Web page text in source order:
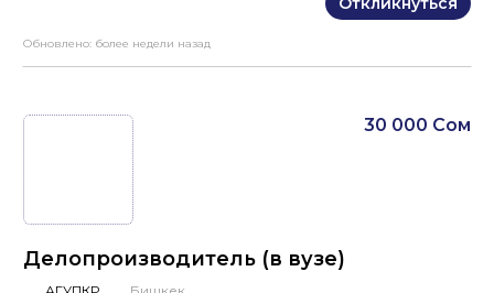
Обновлено: более недели назад
Делопроизводитель (в вузе)
30 000 Сом